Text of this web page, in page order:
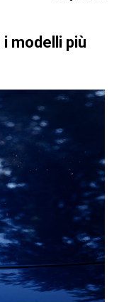
modelli più